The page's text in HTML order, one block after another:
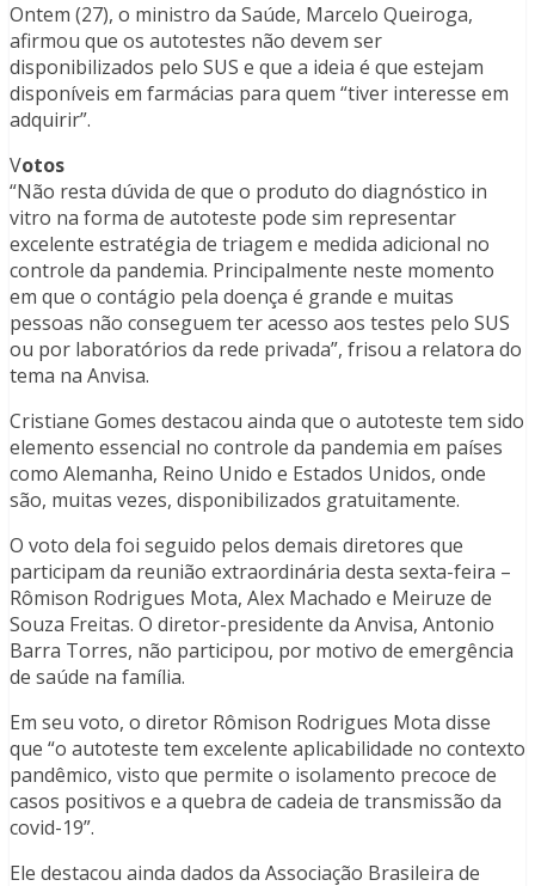
Ontem (27), o ministro da Saúde, Marcelo Queiroga,
afirmou que os autotestes não devem ser
disponibilizados pelo SUS e que a ideia é que estejam
disponíveis em farmácias para quem “tiver interesse em
adquirir”.
Votos
“Não resta dúvida de que o produto do diagnóstico in
vitro na forma de autoteste pode sim representar
excelente estratégia de triagem e medida adicional no
controle da pandemia. Principalmente neste momento
em que o contágio pela doença é grande e muitas
pessoas não conseguem ter acesso aos testes pelo SUS
ou por laboratórios da rede privada”, frisou a relatora do
tema na Anvisa.
Cristiane Gomes destacou ainda que o autoteste tem sido
elemento essencial no controle da pandemia em países
como Alemanha, Reino Unido e Estados Unidos, onde
são, muitas vezes, disponibilizados gratuitamente.
O voto dela foi seguido pelos demais diretores que
participam da reunião extraordinária desta sexta-feira –
Rômison Rodrigues Mota, Alex Machado e Meiruze de
Souza Freitas. O diretor-presidente da Anvisa, Antonio
Barra Torres, não participou, por motivo de emergência
de saúde na família.
Em seu voto, o diretor Rômison Rodrigues Mota disse
que “o autoteste tem excelente aplicabilidade no contexto
pandêmico, visto que permite o isolamento precoce de
casos positivos e a quebra de cadeia de transmissão da
covid-19”.
Ele destacou ainda dados da Associação Brasileira de